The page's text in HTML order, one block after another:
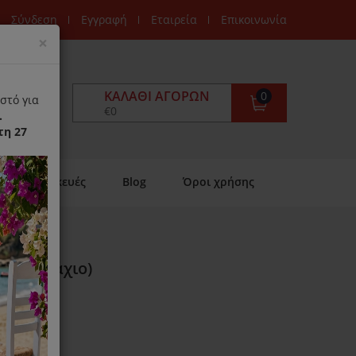
Σύνδεση Εγγραφή Εταιρεία Επικοινωνία
ΚΑΛΆΘΙ ΑΓΟΡΏΝ
0
€0
Επισκευές Blog Όροι χρήσης
Τεμάχιο)
× Close
για
27